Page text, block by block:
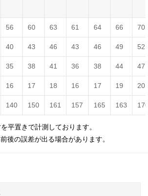
56 60 63 61 64 66 70
40 43 46 43 46 49 52
35 38 41 36 38 44 47
16 17 18 16 17 19 20
140 150 161 157 165 163
平置きで計測しております。
後の誤差が出る場合があります。